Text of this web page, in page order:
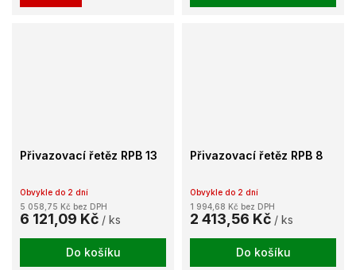
Přivazovací řetěz RPB 13
Obvykle do 2 dní
5 058,75 Kč bez DPH
6 121,09 Kč / ks
Do košíku
Přivazovací řetěz RPB 8
Obvykle do 2 dní
1 994,68 Kč bez DPH
2 413,56 Kč / ks
Do košíku